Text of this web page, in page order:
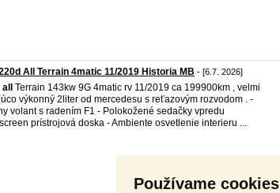
Používame cookies
All Terrain 4matic 11/2019 Historia MB - [6.7. 2026]
all
Terrain 143kw 9G 4matic rv 11/2019 ca 199900km , velmi
výkonný 2liter od mercedesu s reťazovým rozvodom . -
volant s radením F1 - Polokožené sedačky vpredu
prístrojová doska - Ambiente osvetlenie interieru ...